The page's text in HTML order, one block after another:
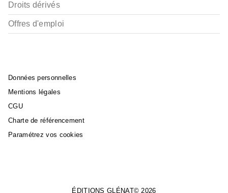
Droits dérivés
Offres d'emploi
Données personnelles
Mentions légales
CGU
Charte de référencement
Paramétrez vos cookies
ÉDITIONS GLÉNAT© 2026